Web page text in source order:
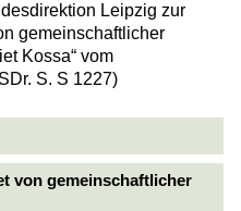
Leipzig zur
gemeinschaftlicher
Kossa“ vom
S. S 1227)
von gemeinschaftlicher